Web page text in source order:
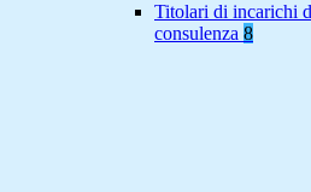
Titolari di incarichi
consulenza 8